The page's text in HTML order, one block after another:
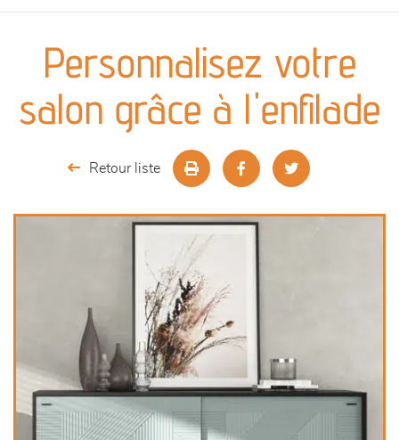
canapés et fauteuils
séjours
meubles de complément
chambres et dressing
décoration
Personnalisez votre
salon grâce à l'enfilade
Retour liste